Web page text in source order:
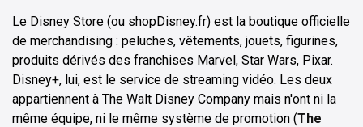
Le Disney Store (ou shopDisney.fr) est la boutique officielle
de merchandising : peluches, vêtements, jouets, figurines,
produits dérivés des franchises Marvel, Star Wars, Pixar.
Disney+, lui, est le service de streaming vidéo. Les deux
appartiennent à The Walt Disney Company mais n'ont ni la
même équipe, ni le même système de promotion (The